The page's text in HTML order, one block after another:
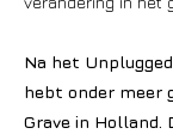
Na het
hebt onder meer
Grave in Holland.